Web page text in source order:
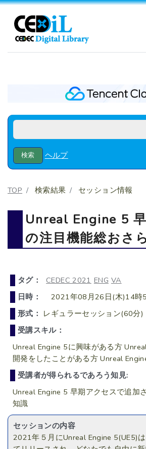
ヘルプ
TOP 検索結果 セッション情報
Unreal Engine 5
の注目機能総おさ
タグ： CEDEC 2021 ENG VA
日時：
2021年08月26日(木)14時
形式： レギュラーセッション(60分)
受講スキル：
Unreal Engine 5に興味がある方
開発をしたことがある方 Unreal
受講者が得られるであろう知見:
Unreal Engine 5 早期アクセスで追加
知識
セッションの内容
2021年５月にUnreal Engine 5(UE5)